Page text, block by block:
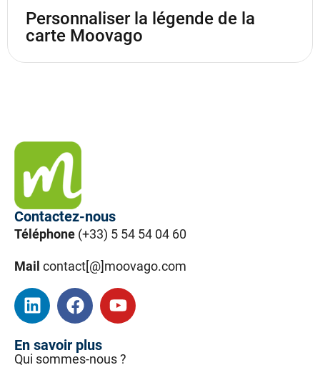
Personnaliser la légende de la
carte Moovago
Contactez-nous
Téléphone (+33) 5 54 54 04 60
Mail contact[@]moovago.com
En savoir plus
Qui sommes-nous ?